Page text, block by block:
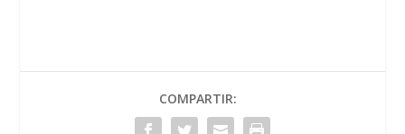
COMPARTIR: